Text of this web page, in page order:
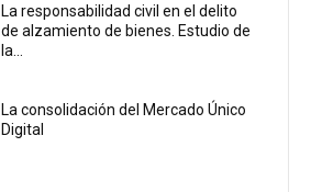
La responsabilidad civil en el delito
de alzamiento de bienes. Estudio de
la...
La consolidación del Mercado Único
Digital